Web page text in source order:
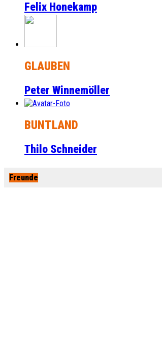
Felix Honekamp
GLAUBEN
Peter Winnemöller
BUNTLAND
Thilo Schneider
Freunde